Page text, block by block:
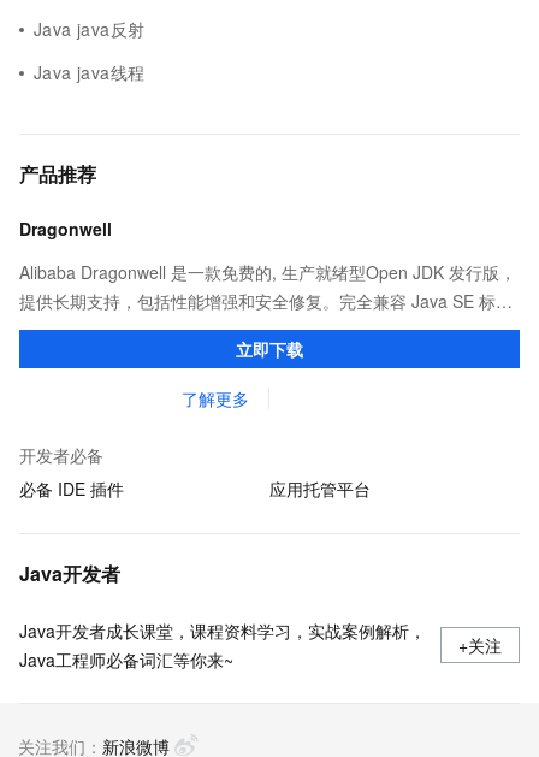
Java java反射
Java java线程
产品推荐
Dragonwell
Alibaba Dragonwell 是一款免费的, 生产就绪型Open JDK 发行版，
提供长期支持，包括性能增强和安全修复。完全兼容 Java SE 标
准，您可以在任何常用操作系统（包括 Linux、Windows 和
macOS）上开发 Java 应用程序。立即下载
了解更多
开发者必备
必备 IDE 插件
应用托管平台
Java开发者
Java开发者成长课堂，课程资料学习，实战案例解析，
Java工程师必备词汇等你来~
+关注
关注我们： 新浪微博